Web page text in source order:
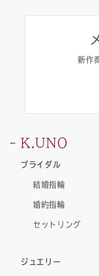
新作
K.UNO
ブライダル
結婚指輪
婚約指輪
セットリング
ジュエリー